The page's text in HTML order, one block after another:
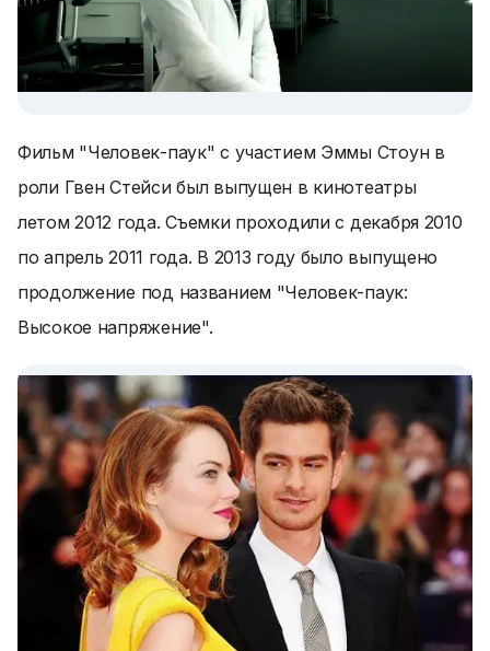
Фильм "Человек-паук" с участием Эммы Стоун в
роли Гвен Стейси был выпущен в кинотеатры
летом 2012 года. Съемки проходили с декабря 2010
по апрель 2011 года. В 2013 году было выпущено
продолжение под названием "Человек-паук:
Высокое напряжение".